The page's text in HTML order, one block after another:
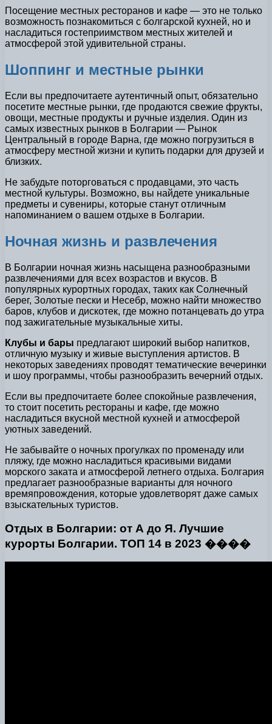
Посещение местных ресторанов и кафе — это не только
возможность познакомиться с болгарской кухней, но и
насладиться гостеприимством местных жителей и
атмосферой этой удивительной страны.
Шоппинг и местные рынки
Если вы предпочитаете аутентичный опыт, обязательно
посетите местные рынки, где продаются свежие фрукты,
овощи, местные продукты и ручные изделия. Один из
самых известных рынков в Болгарии — Рынок
Центральный в городе Варна, где можно погрузиться в
атмосферу местной жизни и купить подарки для друзей и
близких.
Не забудьте поторговаться с продавцами, это часть
местной культуры. Возможно, вы найдете уникальные
предметы и сувениры, которые станут отличным
напоминанием о вашем отдыхе в Болгарии.
Ночная жизнь и развлечения
В Болгарии ночная жизнь насыщена разнообразными
развлечениями для всех возрастов и вкусов. В
популярных курортных городах, таких как Солнечный
берег, Золотые пески и Несебр, можно найти множество
баров, клубов и дискотек, где можно потанцевать до утра
под зажигательные музыкальные хиты.
Клубы и бары предлагают широкий выбор напитков,
отличную музыку и живые выступления артистов. В
некоторых заведениях проводят тематические вечеринки
и шоу программы, чтобы разнообразить вечерний отдых.
Если вы предпочитаете более спокойные развлечения,
то стоит посетить рестораны и кафе, где можно
насладиться вкусной местной кухней и атмосферой
уютных заведений.
Не забывайте о ночных прогулках по променаду или
пляжу, где можно насладиться красивыми видами
морского заката и атмосферой летнего отдыха. Болгария
предлагает разнообразные варианты для ночного
времяпровождения, которые удовлетворят даже самых
взыскательных туристов.
Отдых в Болгарии: от А до Я. Лучшие
курорты Болгарии. ТОП 14 в 2023 ����